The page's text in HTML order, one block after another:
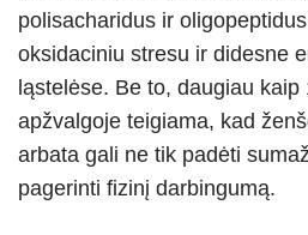
polisacharidus ir
oksidaciniu stresu ir didesne
ląstelėse. Be to, daugiau
apžvalgoje teigiama, kad
arbata gali ne tik padėti
pagerinti fizinį darbingumą.